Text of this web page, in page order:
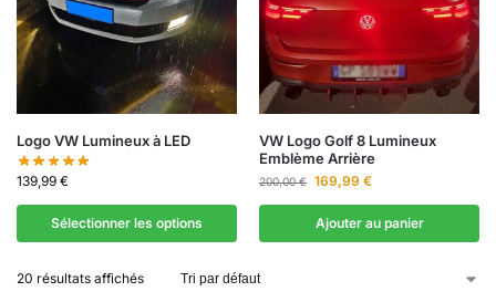
Logo VW Lumineux à LED
139,99 €
Sélectionner les options
VW Logo Golf 8 Lumineux
Emblème Arrière
200,00€ 169,99 €
Ajouter au panier
20 résultats affichés